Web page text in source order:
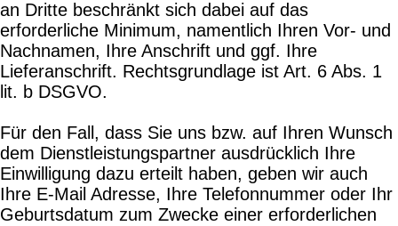
an Dritte beschränkt sich dabei auf das
erforderliche Minimum, namentlich Ihren Vor- und
Nachnamen, Ihre Anschrift und ggf. Ihre
Lieferanschrift. Rechtsgrundlage ist Art. 6 Abs. 1
lit. b DSGVO.
Für den Fall, dass Sie uns bzw. auf Ihren Wunsch
dem Dienstleistungspartner ausdrücklich Ihre
Einwilligung dazu erteilt haben, geben wir auch
Ihre E-Mail Adresse, Ihre Telefonnummer oder Ihr
Geburtsdatum zum Zwecke einer erforderlichen